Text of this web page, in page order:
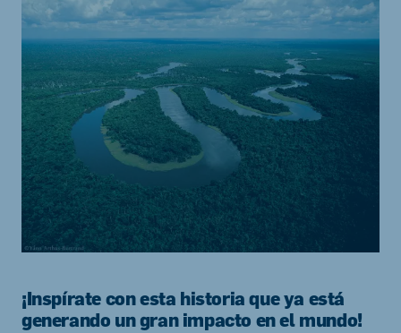
¡Inspírate con esta historia que ya está
generando un gran impacto en el mundo!